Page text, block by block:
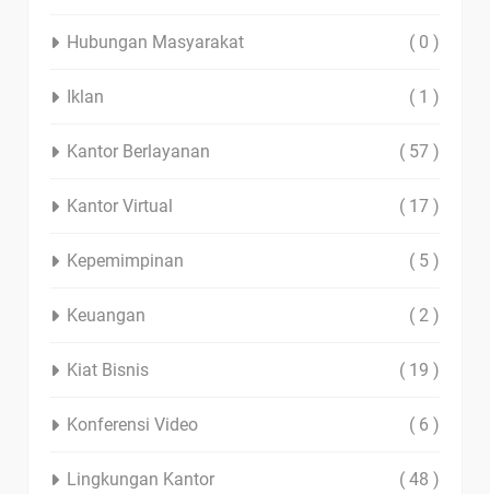
Hubungan Masyarakat ( 0 )
Iklan ( 1 )
Kantor Berlayanan ( 57 )
Kantor Virtual ( 17 )
Kepemimpinan ( 5 )
Keuangan ( 2 )
Kiat Bisnis ( 19 )
Konferensi Video ( 6 )
Lingkungan Kantor ( 48 )